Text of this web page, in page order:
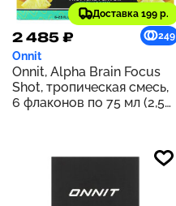
Доставка 199 р.
2 485 ₽ 249
Onnit
Onnit, Alpha Brain Focus
Shot, тропическая смесь,
6 флаконов по 75 мл (2,5